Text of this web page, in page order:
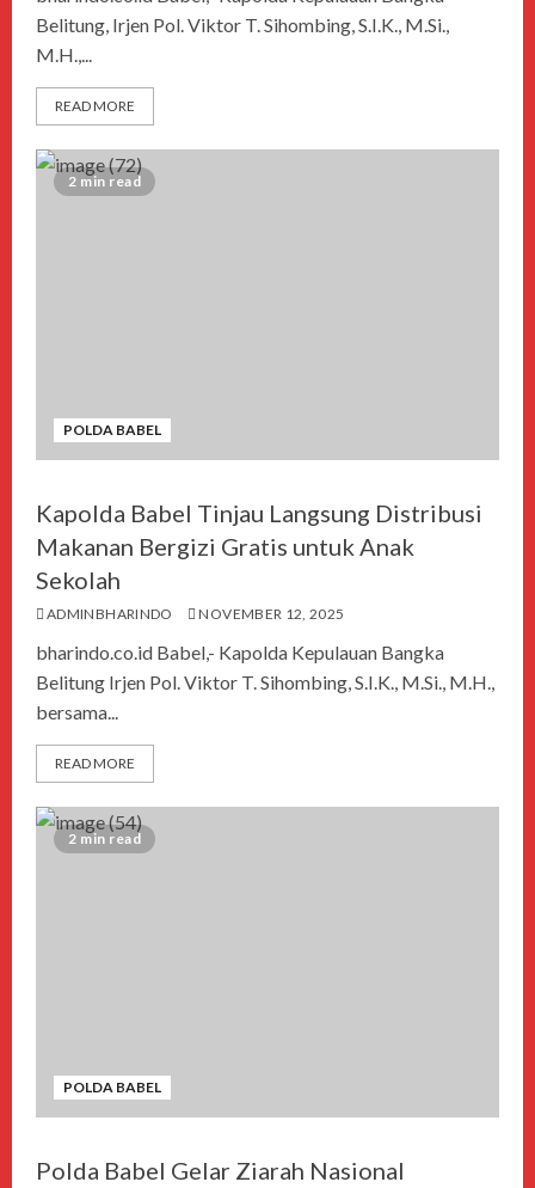
Belitung, Irjen Pol. Viktor T. Sihombing, S.I.K., M.Si.,
M.H.,...
READ MORE
2 min read
POLDA BABEL
Kapolda Babel Tinjau Langsung Distribusi
Makanan Bergizi Gratis untuk Anak
Sekolah
ADMINBHARINDO NOVEMBER 12, 2025
bharindo.co.id Babel,- Kapolda Kepulauan Bangka
Belitung Irjen Pol. Viktor T. Sihombing, S.I.K., M.Si., M.H.,
bersama...
READ MORE
2 min read
POLDA BABEL
Polda Babel Gelar Ziarah Nasional